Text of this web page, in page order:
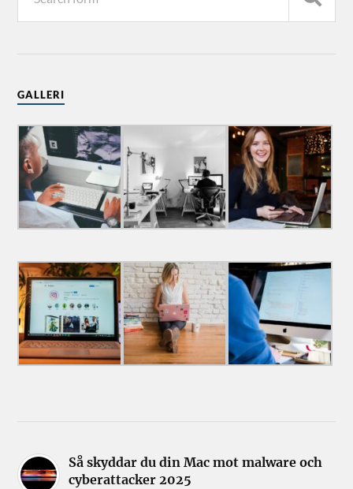
GALLERI
Så skyddar du din Mac mot malware och
cyberattacker 2025